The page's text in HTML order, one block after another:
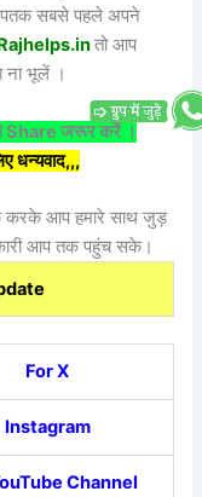
आपतक सबसे पहले अपने
तो आप
ना भूलें ।
Share जरूर करें ।
धन्यवाद,,,
करके आप हमारे साथ जुड़
आप तक पहुंच सके।
For X
Instagram
Channel